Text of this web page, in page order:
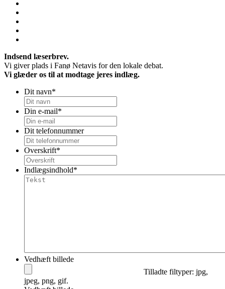
Indsend læserbrev.
Vi giver plads i Fanø Netavis for den lokale debat.
Vi glæder os til at modtage jeres indlæg.
Dit navn*
Din e-mail*
Dit telefonnummer
Overskrift*
Indlægsindhold*
Vedhæft billede
Tilladte filtyper: jpg,
jpeg, png, gif.